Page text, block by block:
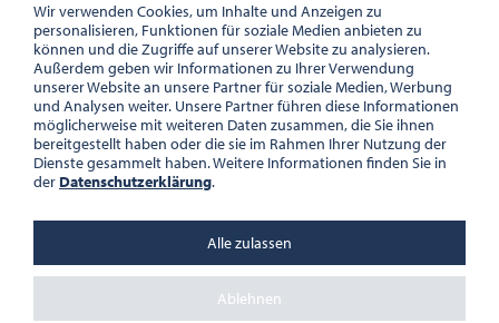
AMERYGESELLSCHAFT(A)GMAILCOM
TEL. +43 1 533 81 59
Wir verwenden Cookies, um Inhalte und Anzeigen zu
personalisieren, Funktionen für soziale Medien anbieten zu
können und die Zugriffe auf unserer Website zu analysieren.
Außerdem geben wir Informationen zu Ihrer Verwendung
unserer Website an unsere Partner für soziale Medien, Werbung
und Analysen weiter. Unsere Partner führen diese Informationen
möglicherweise mit weiteren Daten zusammen, die Sie ihnen
bereitgestellt haben oder die sie im Rahmen Ihrer Nutzung der
Dienste gesammelt haben. Weitere Informationen finden Sie in
der Datenschutzerklärung.
Ablehnen
Alle zulassen